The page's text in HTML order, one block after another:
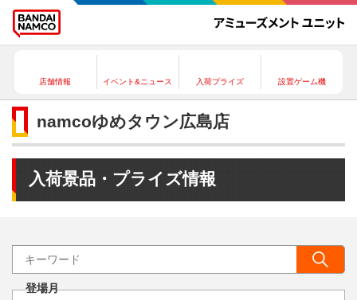
店舗情報 イベント&ニュース 入荷プライズ 設置ゲーム機
namcoゆめタウン広島店
入荷景品・プライズ情報
登場月